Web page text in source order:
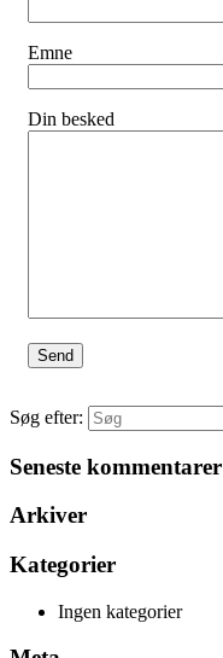
Emne
Din besked
Søg efter:
Seneste kommentarer
Arkiver
Kategorier
Ingen kategorier